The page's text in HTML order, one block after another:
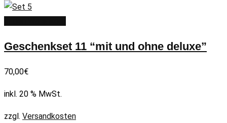
Geschenkset 11 “mit und ohne deluxe”
70,00€
inkl. 20 % MwSt.
zzgl. Versandkosten